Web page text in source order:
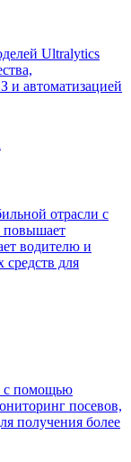
Ultralytics
и автоматизацией
отрасли с
повышает
водителю и
средств для
с помощью
посевов,
получения более